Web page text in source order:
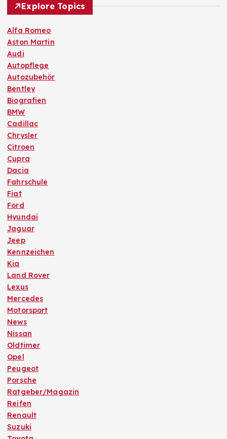
Explore Topics
Alfa Romeo
Aston Martin
Audi
Autopflege
Autozubehör
Bentley
Biografien
BMW
Cadillac
Chrysler
Citroen
Cupra
Dacia
Fahrschule
Fiat
Ford
Hyundai
Jaguar
Jeep
Kennzeichen
Kia
Land Rover
Lexus
Mercedes
Motorsport
News
Nissan
Oldtimer
Opel
Peugeot
Porsche
Ratgeber/Magazin
Reifen
Renault
Suzuki